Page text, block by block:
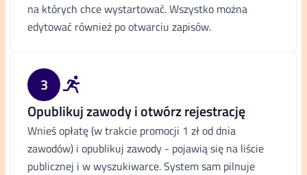
na których chce wystartować. Wszystko można
edytować również po otwarciu zapisów.
3
Opublikuj zawody i otwórz rejestrację
Wnieś opłatę (w trakcie promocji 1 zł od dnia
zawodów) i opublikuj zawody - pojawią się na liście
publicznej i w wyszukiwarce. System sam pilnuje